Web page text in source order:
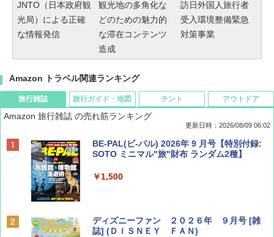
JNTO（日本政府観
光局）による正確
な情報発信
観光地の多角化な
どのための魅力的
な滞在コンテンツ
造成
訪日外国人旅行者
受入環境整備緊急
対策事業
Amazon トラベル関連ランキング
旅行雑誌
Amazon 旅行雑誌 の売れ筋ランキング
更新日時：2026/08/09 06:02
BE-PAL(ビ-パル) 2026年 9 月号【特別付録:
SOTO ミニマル"旅"財布 ランダム2種】
￥1,500
ディズニーファン ２０２６年 ９月号 [雑
誌] (ＤＩＳＮＥＹ ＦＡＮ)
旅行ガイド・地図 テント アウトドア